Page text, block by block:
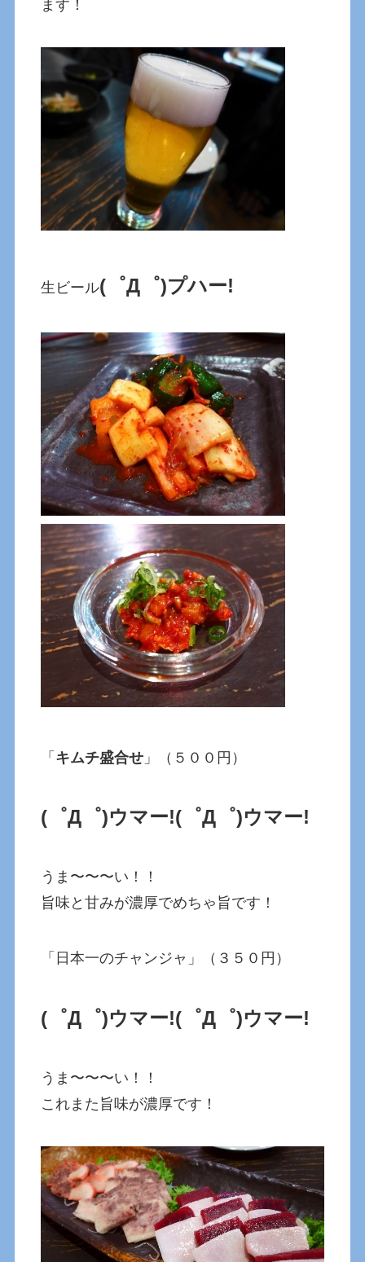
ます！
生ビール(゜Д゜)プハー!
「 キムチ盛合せ 」（５００円）
(゜Д゜)ウマー!(゜Д゜)ウマー!
うま〜〜〜い！！
旨味と甘みが濃厚でめちゃ旨です！
「日本一のチャンジャ」（３５０円）
(゜Д゜)ウマー!(゜Д゜)ウマー!
うま〜〜〜い！！
これまた旨味が濃厚です！